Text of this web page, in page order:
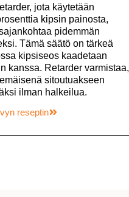
jota käytetään
kipsin painosta,
pidemmän
Tämä säätö on tärkeä
kipsiseos kaadetaan
kanssa. Retarder varmistaa,
sitoutuakseen
ilman halkeilua.
reseptin